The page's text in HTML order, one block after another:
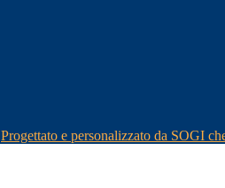
Progettato e personalizzato da SOGI